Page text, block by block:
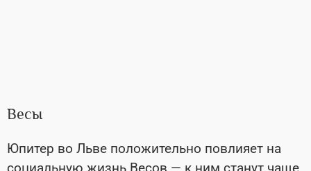
Весы
Юпитер во Льве положительно повлияет на
социальную жизнь Весов — к ним станут чаще